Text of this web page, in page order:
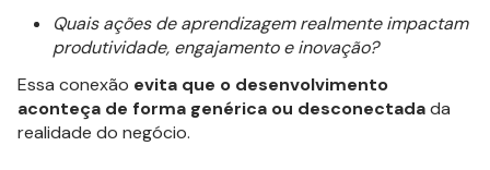
Quais ações de aprendizagem realmente impactam
produtividade, engajamento e inovação?
Essa conexão evita que o desenvolvimento
aconteça de forma genérica ou desconectadada
realidade do negócio.